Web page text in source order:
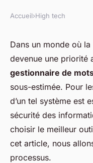
Accueil›High tech
Dans un monde où
devenue une priorité
gestionnaire de
sous-estimée. Pour
d’un tel système est
sécurité des
choisir le meilleur
cet article, nous
processus.